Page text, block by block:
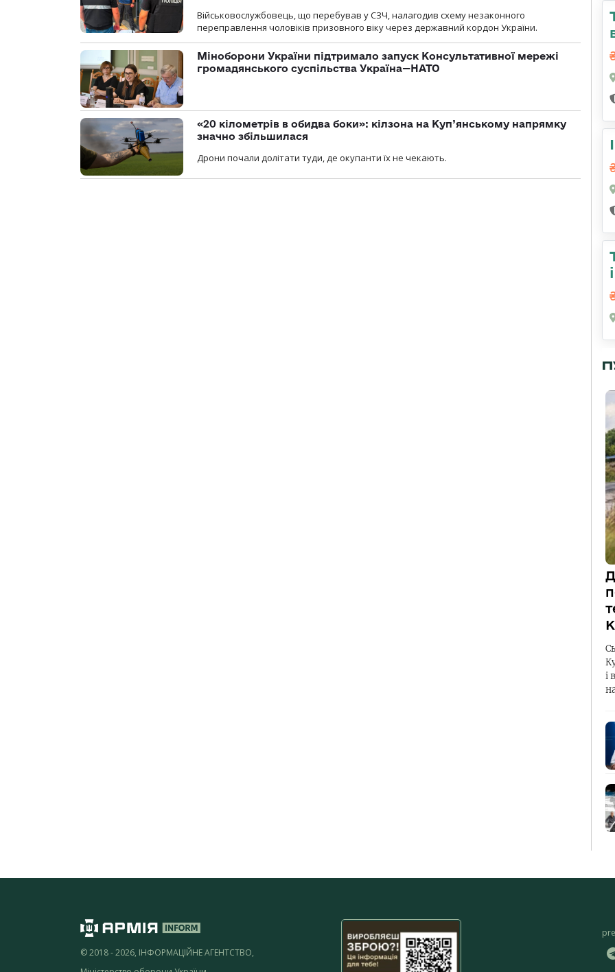
Військовослужбовець, що перебував у СЗЧ, налагодив схему незаконного
переправлення чоловіків призовного віку через державний кордон України.
Міноборони України підтримало запуск Консультативної мережі
громадянського суспільства Україна—НАТО
«20 кілометрів в обидва боки»: кілзона на Куп’янському напрямку
значно збільшилася
Дрони почали долітати туди, де окупанти їх не чекають.
і
© 2018 - 2026, ІНФОРМАЦІЙНЕ АГЕНТСТВО,